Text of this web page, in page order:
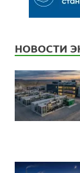
НОВОСТИ